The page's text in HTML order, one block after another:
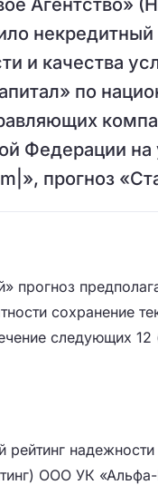
Агентство»
некредитный
и качества
по
Федерации на
прогноз
прогноз
сохранение
следующих 12
рейтинг надежности
ООО УК